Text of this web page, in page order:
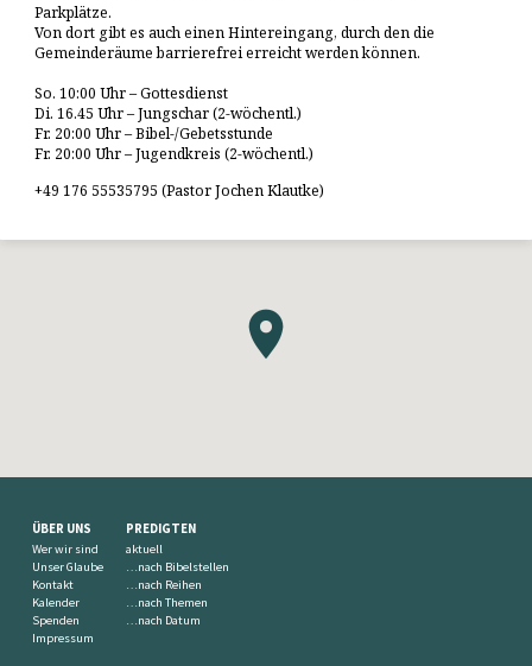
Parkplätze.
Von dort gibt es auch einen Hintereingang, durch den die
Gemeinderäume barrierefrei erreicht werden können.
So. 10:00 Uhr – Gottesdienst
Di. 16.45 Uhr – Jungschar (2-wöchentl.)
Fr. 20:00 Uhr – Bibel-/Gebetsstunde
Fr. 20:00 Uhr – Jugendkreis (2-wöchentl.)
+49 176 55535795 (Pastor Jochen Klautke)
ÜBER UNS
Wer wir sind
Unser Glaube
Kontakt
Kalender
Spenden
Impressum
PREDIGTEN
aktuell
…nach Bibelstellen
…nach Reihen
…nach Themen
…nach Datum